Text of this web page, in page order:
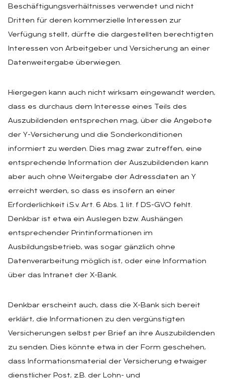
Beschäftigungsverhältnisses verwendet und nicht
Dritten für deren kommerzielle Interessen zur
Verfügung stellt, dürfte die dargestellten berechtigten
Interessen von Arbeitgeber und Versicherung an einer
Datenweitergabe überwiegen.
Hiergegen kann auch nicht wirksam eingewandt werden,
dass es durchaus dem Interesse eines Teils des
Auszubildenden entsprechen mag, über die Angebote
der Y-Versicherung und die Sonderkonditionen
informiert zu werden. Dies mag zwar zutreffen, eine
entsprechende Information der Auszubildenden kann
aber auch ohne Weitergabe der Adressdaten an Y
erreicht werden, so dass es insofern an einer
Erforderlichkeit i.S.v. Art. 6 Abs. 1 lit. f DS-GVO fehlt.
Denkbar ist etwa ein Auslegen bzw. Aushängen
entsprechender Printinformationen im
Ausbildungsbetrieb, was sogar gänzlich ohne
Datenverarbeitung möglich ist, oder eine Information
über das Intranet der X-Bank.
Denkbar erscheint auch, dass die X-Bank sich bereit
erklärt, die Informationen zu den vergünstigten
Versicherungen selbst per Brief an ihre Auszubildenden
zu senden. Dies könnte etwa in der Form geschehen,
dass Informationsmaterial der Versicherung etwaiger
dienstlicher Post, z.B. der Lohn- und